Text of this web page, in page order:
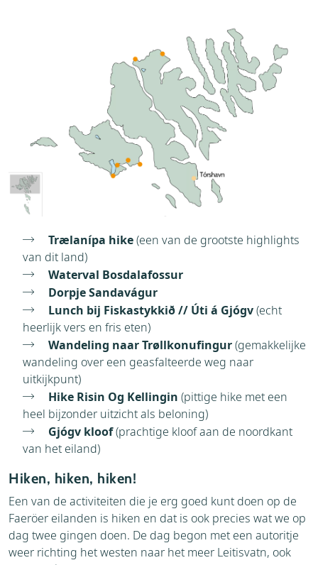
Trælanípa hike(een van de grootste highlights
van dit land)
Waterval Bosdalafossur
Dorpje Sandavágur
Lunch bij Fiskastykkið // Úti á Gjógv(echt
heerlijk vers en fris eten)
Wandeling naar Trøllkonufingur(gemakkelijke
wandeling over een geasfalteerde weg naar
uitkijkpunt)
Hike Risin Og Kellingin (pittige hike met een
heel bijzonder uitzicht als beloning)
Gjógv kloof(prachtige kloof aan de noordkant
van het eiland)
Hiken, hiken, hiken!
Een van de activiteiten die je erg goed kunt doen op de
Faeröer eilanden is hiken en dat is ook precies wat we op
dag twee gingen doen. De dag begon met een autoritje
weer richting het westen naar het meer Leitisvatn, ook